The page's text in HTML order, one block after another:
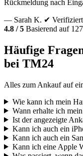
Rückmeldung nach
— Sarah K. ✔
4.8 / 5 Basierend auf
Häufige
bei TM24
Alles zum Ankauf auf
Wie kann ich mein
Wann erhalte ich
Ist der angezeigte
Kann ich auch ein
Kann ich auch ein
Kann ich eine Apple